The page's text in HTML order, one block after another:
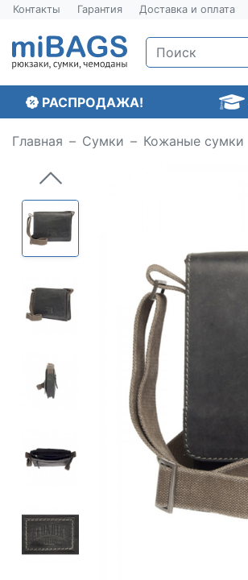
Контакты Гарантия Доставка и оплата
РАСПРОДАЖА!
Главная Сумки Кожаные сумки